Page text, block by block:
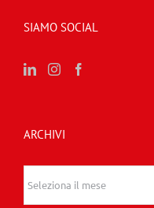
SIAMO SOCIAL
ARCHIVI